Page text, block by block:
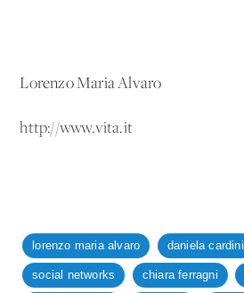
Lorenzo Maria Alvaro
http://www.vita.it
lorenzo maria alvaro daniela cardini
social networks chiara ferragni